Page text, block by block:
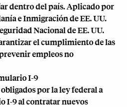
dentro del país. Aplicado por
e Inmigración de EE. UU.
Nacional de EE. UU.
el cumplimiento de las
empleos no
I-9
por la ley federal a
I-9 al contratar nuevos